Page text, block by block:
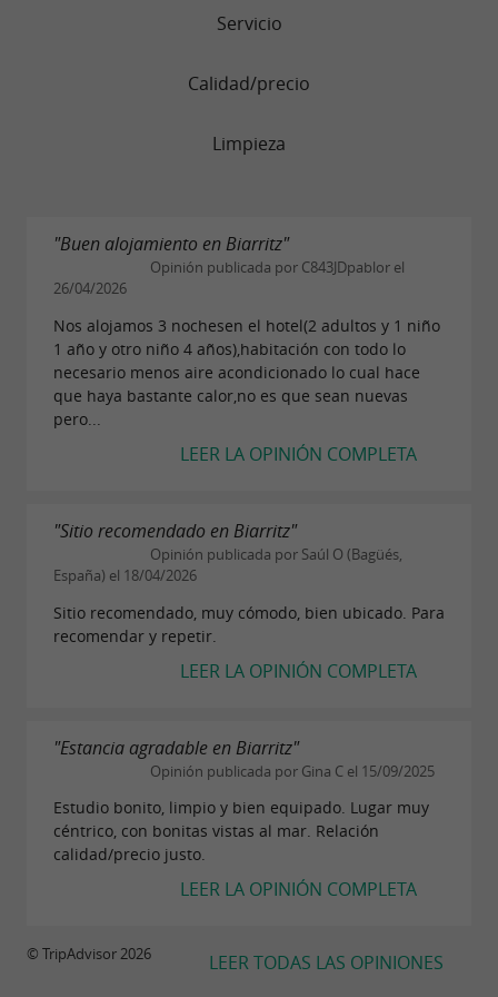
Servicio
Calidad/precio
Limpieza
"Buen alojamiento en Biarritz"
Opinión publicada por C843JDpablor el
26/04/2026
Nos alojamos 3 nochesen el hotel(2 adultos y 1 niño
1 año y otro niño 4 años),habitación con todo lo
necesario menos aire acondicionado lo cual hace
que haya bastante calor,no es que sean nuevas
pero...
LEER LA OPINIÓN COMPLETA
"Sitio recomendado en Biarritz"
Opinión publicada por Saúl O (Bagüés,
España) el 18/04/2026
Sitio recomendado, muy cómodo, bien ubicado. Para
recomendar y repetir.
LEER LA OPINIÓN COMPLETA
"Estancia agradable en Biarritz"
Opinión publicada por Gina C el 15/09/2025
Estudio bonito, limpio y bien equipado. Lugar muy
céntrico, con bonitas vistas al mar. Relación
calidad/precio justo.
LEER LA OPINIÓN COMPLETA
LEER TODAS LAS OPINIONES
© TripAdvisor 2026